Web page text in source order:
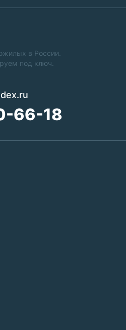
в России.
под ключ.
66-18